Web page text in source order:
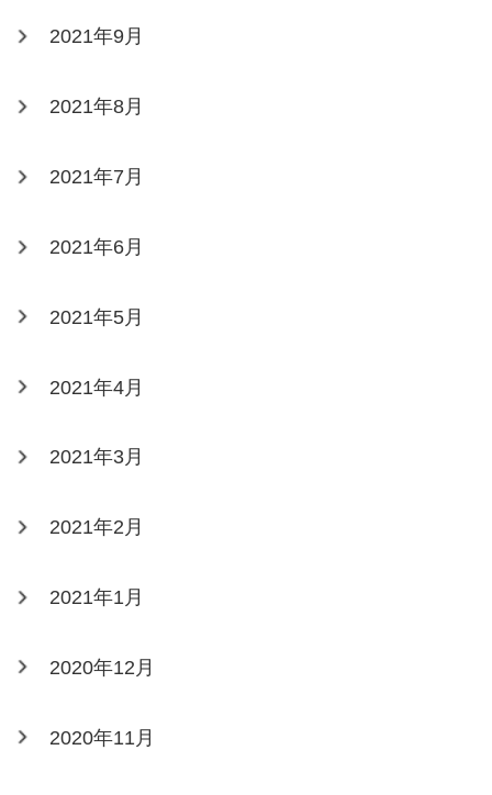
2021年9月
2021年8月
2021年7月
2021年6月
2021年5月
2021年4月
2021年3月
2021年2月
2021年1月
2020年12月
2020年11月